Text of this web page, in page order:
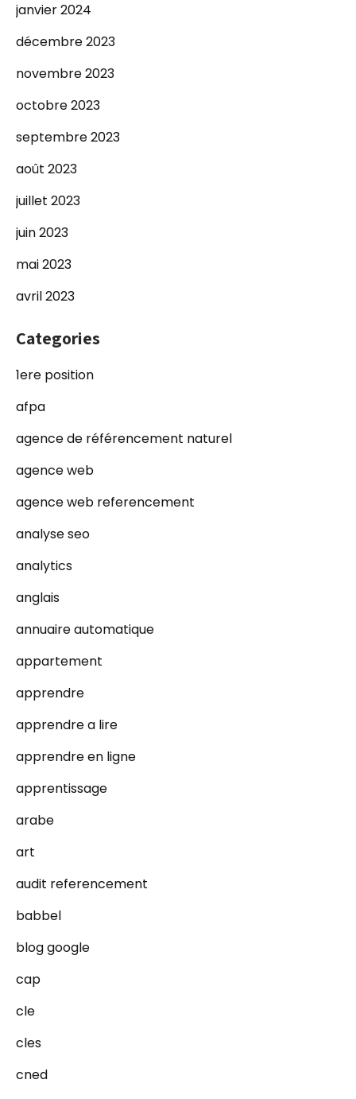
janvier 2024
décembre 2023
novembre 2023
octobre 2023
septembre 2023
août 2023
juillet 2023
juin 2023
mai 2023
avril 2023
Categories
1ere position
afpa
agence de référencement naturel
agence web
agence web referencement
analyse seo
analytics
anglais
annuaire automatique
appartement
apprendre
apprendre a lire
apprendre en ligne
apprentissage
arabe
art
audit referencement
babbel
blog google
cap
cle
cles
cned